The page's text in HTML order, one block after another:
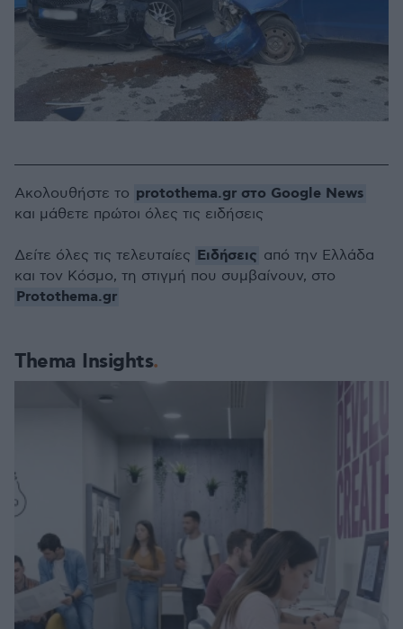
Thema Insights
Ακολουθήστε το protothema.gr στο Google News
και μάθετε πρώτοι όλες τις ειδήσεις
Δείτε όλες τις τελευταίες Ειδήσεις από την Ελλάδα
και τον Κόσμο, τη στιγμή που συμβαίνουν, στο
Protothema.gr